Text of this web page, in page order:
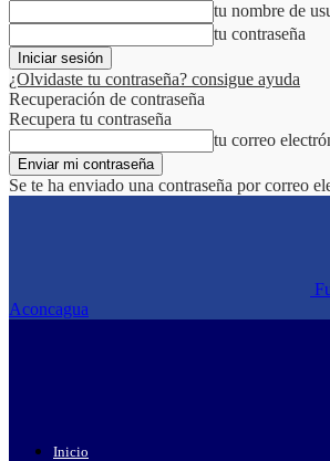
tu nombre de
tu contraseña
¿Olvidaste tu contraseña? consigue ayuda
Recuperación de contraseña
Recupera tu contraseña
tu correo
Se te ha enviado una contraseña por correo
Aconcagua
Inicio